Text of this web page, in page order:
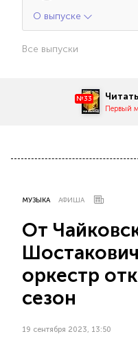
О выпуске
Все выпуски
№33 Читать
Первый
МУЗЫКА АФИША
От
оркестр
сезон
19 сентября 2023, 13:50